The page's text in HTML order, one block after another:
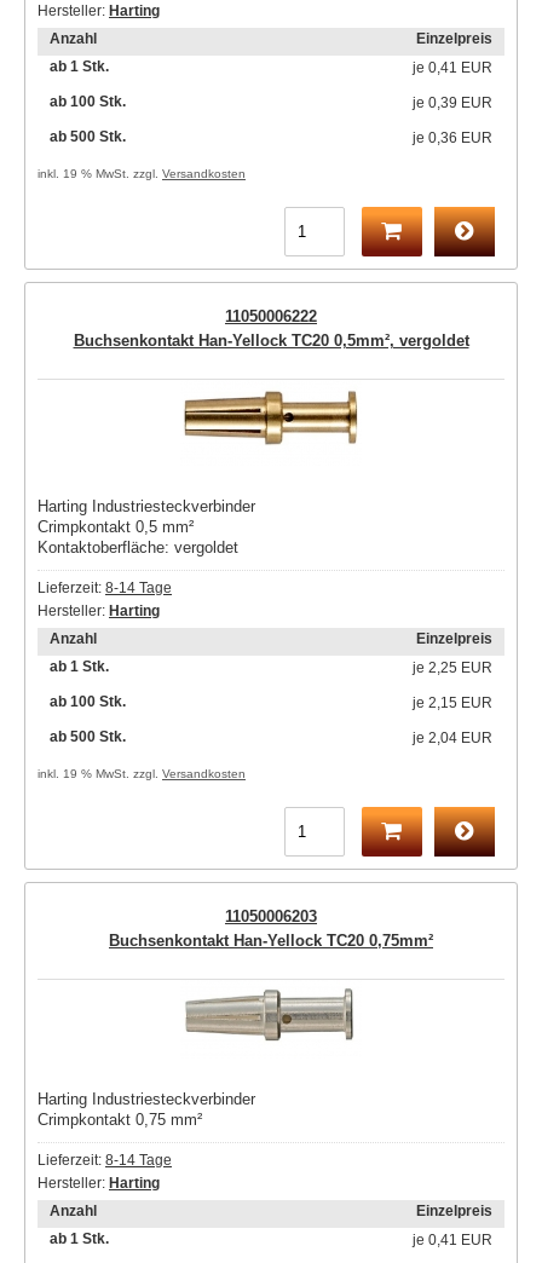
Hersteller: Harting
Anzahl
Einzelpreis
ab 1 Stk.
je 0,41 EUR
ab 100 Stk.
je 0,39 EUR
ab 500 Stk.
je 0,36 EUR
inkl. 19 % MwSt. zzgl. Versandkosten
11050006222
Buchsenkontakt Han-Yellock TC20 0,5mm², vergoldet
Harting Industriesteckverbinder
Crimpkontakt 0,5 mm²
Kontaktoberfläche: vergoldet
Lieferzeit: 8-14 Tage
Hersteller: Harting
Anzahl
Einzelpreis
ab 1 Stk.
je 2,25 EUR
ab 100 Stk.
je 2,15 EUR
ab 500 Stk.
je 2,04 EUR
inkl. 19 % MwSt. zzgl. Versandkosten
11050006203
Buchsenkontakt Han-Yellock TC20 0,75mm²
Harting Industriesteckverbinder
Crimpkontakt 0,75 mm²
Lieferzeit: 8-14 Tage
Hersteller: Harting
Anzahl
Einzelpreis
ab 1 Stk.
je 0,41 EUR